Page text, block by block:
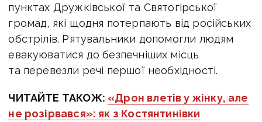
пунктах Дружківської та Святогірської
громад, які щодня потерпають від російських
обстрілів. Рятувальники допомогли людям
евакуюватися до безпечніших місць
та перевезли речі першої необхідності.
ЧИТАЙТЕ ТАКОЖ: «Дрон влетів у жінку, але
не розірвався»: як з Костянтинівки